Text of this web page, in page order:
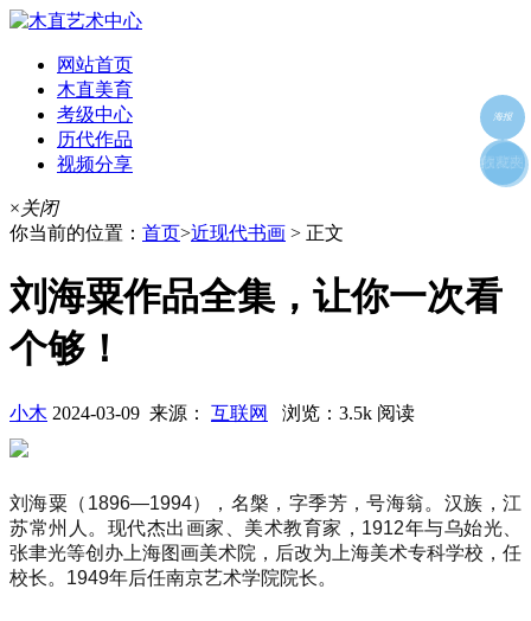
网站首页
木直美育
考级中心
历代作品
视频分享
×关闭
你当前的位置： 首页>近现代书画 > 正文
刘海粟作品全集，让你一次看
个够！
小木 2024-03-09 来源： 互联网 浏览：3.5k 阅读
刘海粟（1896—1994），名槃，字季芳，号海翁。汉族，江
苏常州人。现代杰出画家、美术教育家，1912年与乌始光、
张聿光等创办上海图画美术院，后改为上海美术专科学校，任
校长。1949年后任南京艺术学院院长。
海报
好友
朋友圈
收藏夹